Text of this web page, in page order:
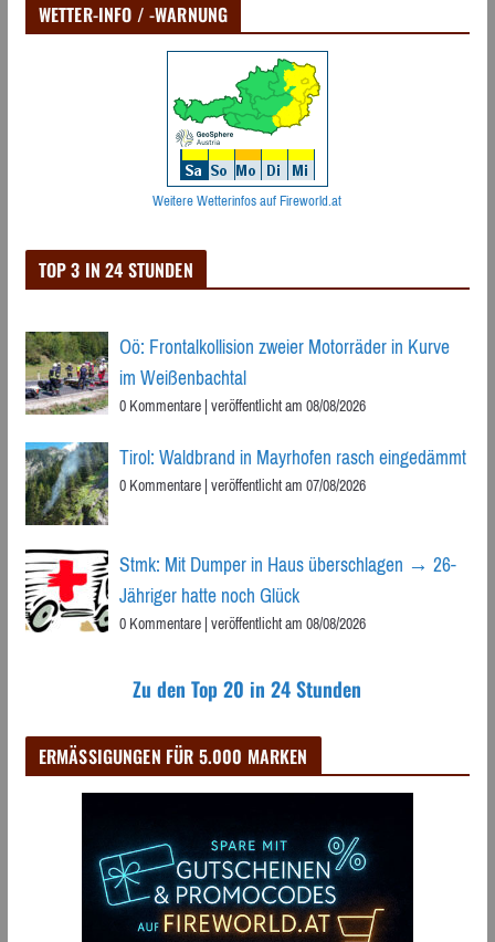
WETTER-INFO / -WARNUNG
Weitere Wetterinfos auf Fireworld.at
TOP 3 IN 24 STUNDEN
Oö: Frontalkollision zweier Motorräder in Kurve
im Weißenbachtal
0 Kommentare|veröffentlicht am 08/08/2026
Tirol: Waldbrand in Mayrhofen rasch eingedämmt
0 Kommentare|veröffentlicht am 07/08/2026
Stmk: Mit Dumper in Haus überschlagen → 26-
Jähriger hatte noch Glück
0 Kommentare|veröffentlicht am 08/08/2026
Zu den Top 20 in 24 Stunden
ERMÄSSIGUNGEN FÜR 5.000 MARKEN